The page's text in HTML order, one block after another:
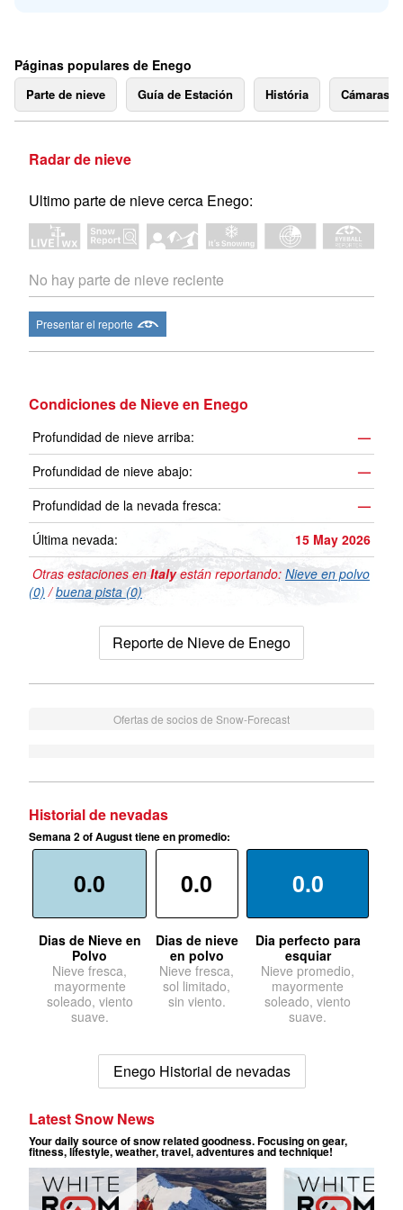
Páginas populares de Enego
Parte de nieve Guía de Estación História Cámaras
Radar de nieve
Ultimo parte de nieve cerca Enego:
No hay parte de nieve reciente
Presentar el reporte
Condiciones de Nieve en Enego
Profundidad de nieve arriba:
—
Profundidad de nieve abajo:
—
Profundidad de la nevada fresca:
—
Última nevada:
15 May 2026
Otras estaciones enItalyestán reportando: Nieve en polvo
(0) /buena pista (0)
Reporte de Nieve de Enego
Ofertas de socios de Snow-Forecast
Historial de nevadas
Semana 2 of August tiene en promedio:
0.0
Dias de Nieve en
Polvo
Nieve fresca,
mayormente
soleado, viento
suave.
0.0
Dias de nieve
en polvo
Nieve fresca,
sol limitado,
sin viento.
0.0
Dia perfecto para
esquiar
Nieve promedio,
mayormente
soleado, viento
suave.
Enego Historial de nevadas